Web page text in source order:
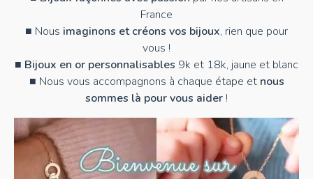
France
■ Nous imaginons et créons vos bijoux, rien que pour
vous !
■ Bijoux en or personnalisables 9k et 18k, jaune et blanc
■ Nous vous accompagnons à chaque étape et nous
sommes là pour vous aider !